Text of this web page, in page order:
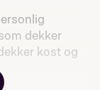
dekker
kost og